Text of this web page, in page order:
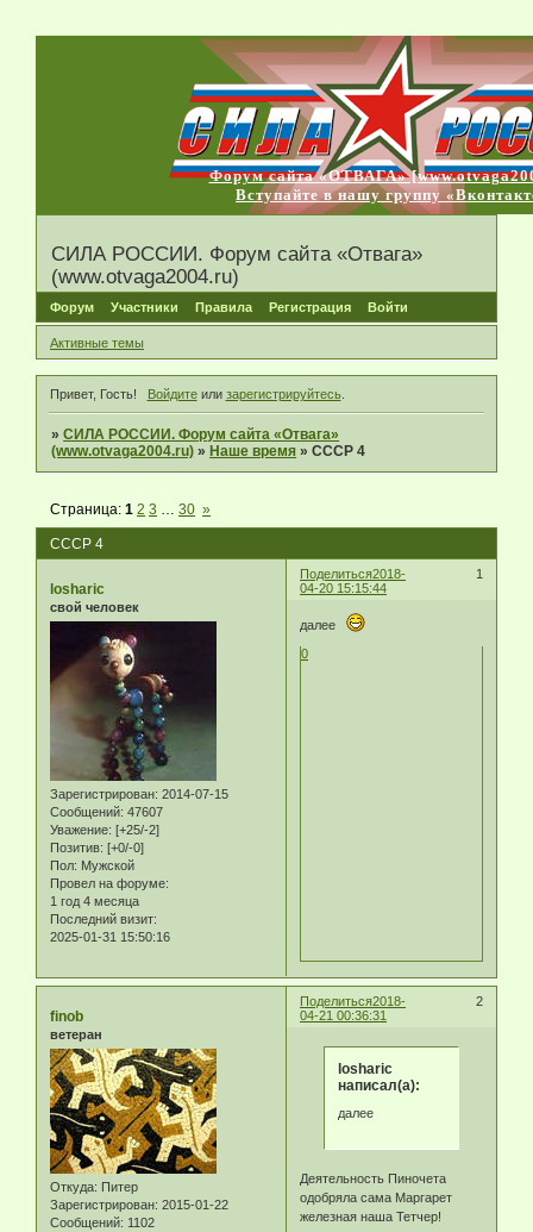
Форум сайта «ОТВАГА»
Вступайте в нашу группу
СИЛА РОССИИ. Форум сайта «Отвага»
(www.otvaga2004.ru)
Форум Участники Правила Регистрация Войти
Активные темы
Привет, Гость! Войдитеили зарегистрируйтесь.
»СИЛА РОССИИ. Форум сайта «Отвага»
(www.otvaga2004.ru) » Наше время »СССР 4
СССР 4
Страница:1 2 3 30 »
Поделиться 1
2018-
04-20 15:15:44
losharic
свой человек
Зарегистрирован: 2014-07-15
Сообщений: 47607
Уважение: [+25/-2]
Позитив: [+0/-0]
Пол: Мужской
Провел на форуме:
1 год 4 месяца
Последний визит:
2025-01-31 15:50:16
далее
0
Поделиться 2
2018-
04-21 00:36:31
finob
ветеран
Откуда: Питер
Зарегистрирован: 2015-01-22
Сообщений: 1102
losharic
написал(а):
далее
Деятельность Пиночета
одобряла сама Маргарет
железная наша Тетчер!